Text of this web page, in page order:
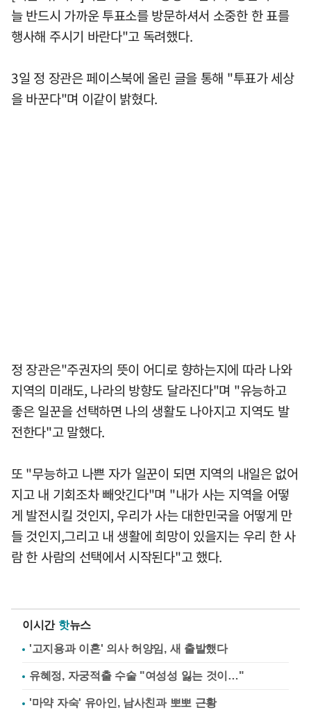
늘 반드시 가까운 투표소를 방문하셔서 소중한 한 표를
행사해 주시기 바란다"고 독려했다.
3일 정 장관은 페이스북에 올린 글을 통해 "투표가 세상
을 바꾼다"며 이같이 밝혔다.
정 장관은"주권자의 뜻이 어디로 향하는지에 따라 나와
지역의 미래도, 나라의 방향도 달라진다"며 "유능하고
좋은 일꾼을 선택하면 나의 생활도 나아지고 지역도 발
전한다"고 말했다.
또 "무능하고 나쁜 자가 일꾼이 되면 지역의 내일은 없어
지고 내 기회조차 빼앗긴다"며 "내가 사는 지역을 어떻
게 발전시킬 것인지, 우리가 사는 대한민국을 어떻게 만
들 것인지,그리고 내 생활에 희망이 있을지는 우리 한 사
람 한 사람의 선택에서 시작된다"고 했다.
이시간 핫뉴스
'고지용과 이혼' 의사 허양임, 새 출발했다
유혜정, 자궁적출 수술 "여성성 잃는 것이…"
'마약 자숙' 유아인, 남사친과 뽀뽀 근황